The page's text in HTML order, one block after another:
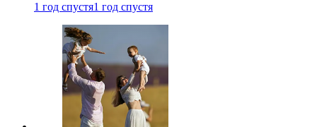
1 год спустя1 год спустя